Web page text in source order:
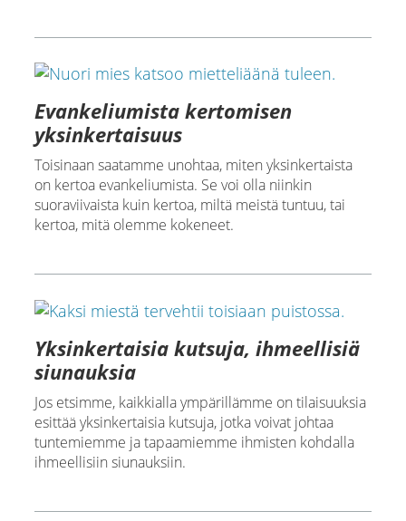
Evankeliumista kertomisen
yksinkertaisuus
Toisinaan saatamme unohtaa, miten yksinkertaista
on kertoa evankeliumista. Se voi olla niinkin
suoraviivaista kuin kertoa, miltä meistä tuntuu, tai
kertoa, mitä olemme kokeneet.
Yksinkertaisia kutsuja, ihmeellisiä
siunauksia
Jos etsimme, kaikkialla ympärillämme on tilaisuuksia
esittää yksinkertaisia kutsuja, jotka voivat johtaa
tuntemiemme ja tapaamiemme ihmisten kohdalla
ihmeellisiin siunauksiin.